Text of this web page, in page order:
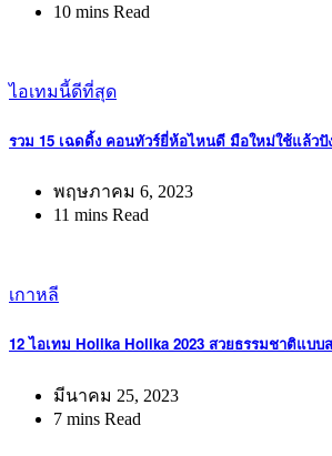
10 mins Read
ไอเทมนี้ดีที่สุด
รวม 15 เฉดดิ้ง คอนทัวร์ยี่ห้อไหนดี มือใหม่ใช้แล้วปั
พฤษภาคม 6, 2023
11 mins Read
เกาหลี
12 ไอเทม Holika Holika 2023 สวยธรรมชาติแบบ
มีนาคม 25, 2023
7 mins Read